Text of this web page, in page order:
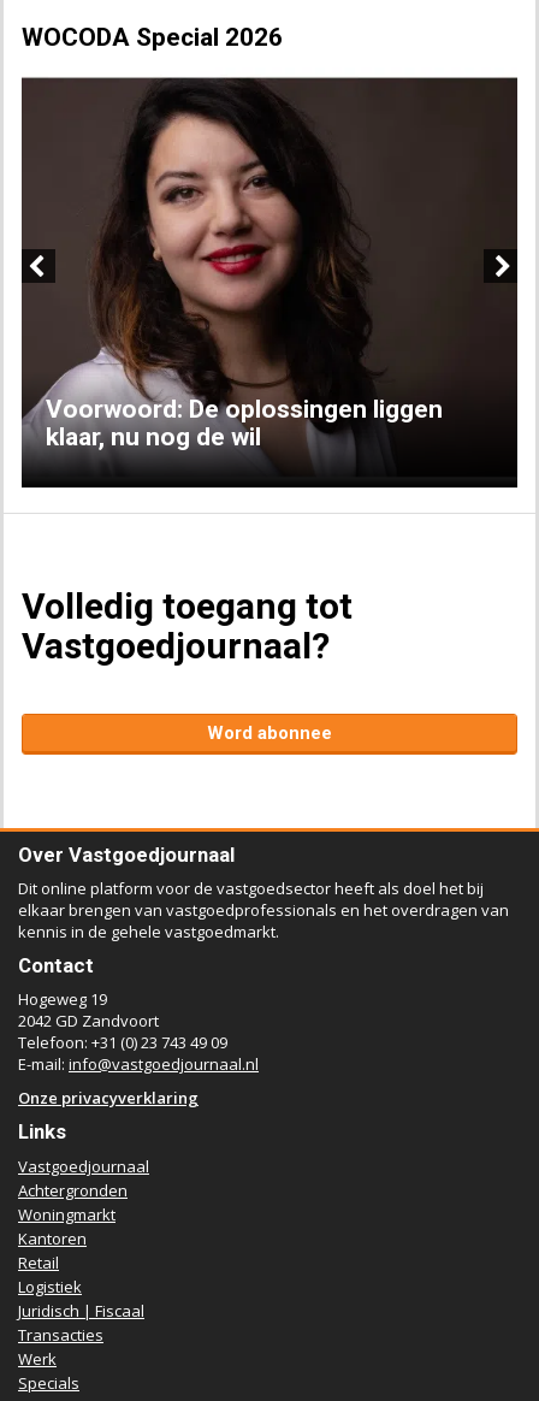
WOCODA Special 2026
Voorwoord: De oplossingen liggen
klaar, nu nog de wil
Volledig toegang tot
Vastgoedjournaal?
Word abonnee
Over Vastgoedjournaal
Dit online platform voor de vastgoedsector heeft als doel het bij
elkaar brengen van vastgoedprofessionals en het overdragen van
kennis in de gehele vastgoedmarkt.
Contact
Hogeweg 19
2042 GD Zandvoort
Telefoon: +31 (0) 23 743 49 09
E-mail: info@vastgoedjournaal.nl
Onze privacyverklaring
Links
Vastgoedjournaal
Achtergronden
Woningmarkt
Kantoren
Retail
Logistiek
Juridisch | Fiscaal
Transacties
Werk
Specials